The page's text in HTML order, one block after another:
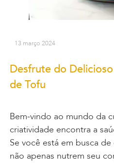
13 março 2024
Desfrute do
de Tofu
Bem-vindo ao mundo da
criatividade encontra a
Se você está em busca
não apenas nutrem seu